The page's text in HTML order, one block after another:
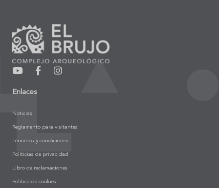
Enlaces
Noticias
Reglamento para visitantes
Términos y condiciones
Políticias de privacidad
Libro de reclamaciones
Política de cookies